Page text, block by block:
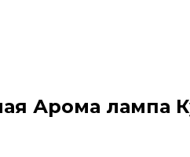
Арома лампа